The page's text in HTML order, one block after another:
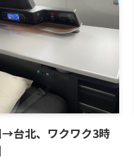
→台北、ワクワク3時